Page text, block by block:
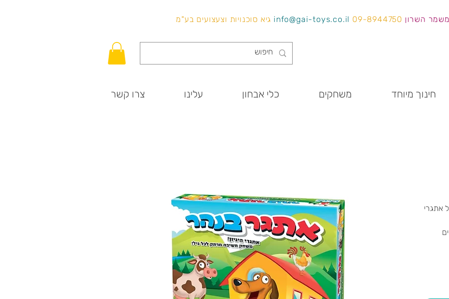
משמר השרון 09-8944750
info@gai-toys.co.il גיא סוכנויות וצעצועים בע"מ
חינוך מיוחד משחקים כלי אבחון עלינו צרו קשר
אתגרי
-